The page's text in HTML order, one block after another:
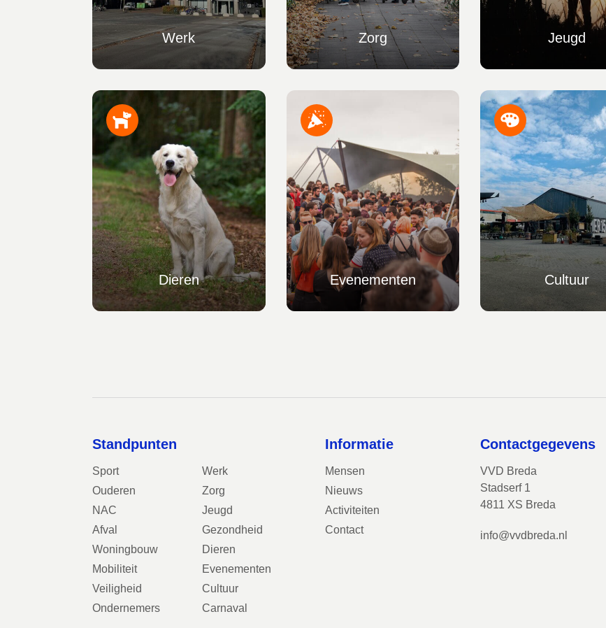
Werk Zorg Jeugd
Dieren Evenementen Cultuur
Standpunten
Sport
Ouderen
NAC
Afval
Woningbouw
Mobiliteit
Veiligheid
Ondernemers
Werk
Zorg
Jeugd
Gezondheid
Dieren
Evenementen
Cultuur
Carnaval
Informatie
Mensen
Nieuws
Activiteiten
Contact
Contactgegevens
VVD Breda
Stadserf 1
4811 XS Breda
info@vvdbreda.nl